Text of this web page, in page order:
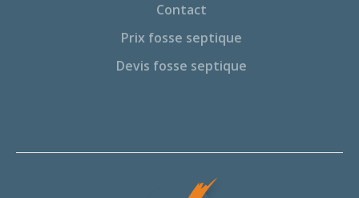
Contact
Prix fosse septique
Devis fosse septique